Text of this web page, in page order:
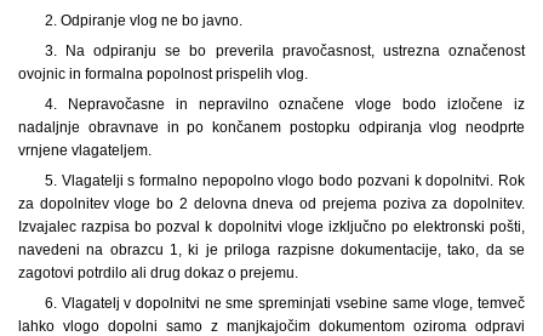
2. Odpiranje vlog ne bo javno.
3. Na odpiranju se bo preverila pravočasnost, ustrezna označenost
ovojnic in formalna popolnost prispelih vlog.
4. Nepravočasne in nepravilno označene vloge bodo izločene iz
nadaljnje obravnave in po končanem postopku odpiranja vlog neodprte
vrnjene vlagateljem.
5. Vlagatelji s formalno nepopolno vlogo bodo pozvani k dopolnitvi. Rok
za dopolnitev vloge bo 2 delovna dneva od prejema poziva za dopolnitev.
Izvajalec razpisa bo pozval k dopolnitvi vloge izključno po elektronski pošti,
navedeni na obrazcu 1, ki je priloga razpisne dokumentacije, tako, da se
zagotovi potrdilo ali drug dokaz o prejemu.
6. Vlagatelj v dopolnitvi ne sme spreminjati vsebine same vloge, temveč
lahko vlogo dopolni samo z manjkajočim dokumentom oziroma odpravi